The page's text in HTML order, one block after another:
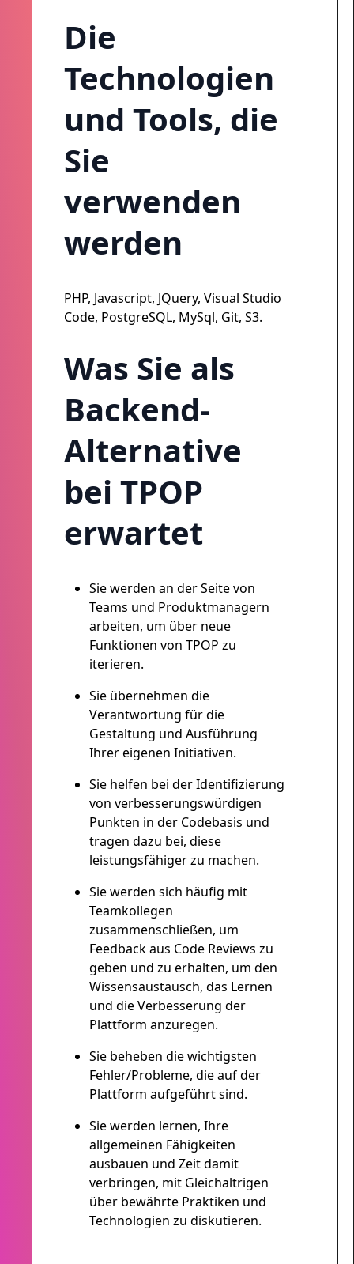
Die
Technologien
und Tools, die
Sie
verwenden
werden
PHP, Javascript, JQuery, Visual Studio
Code, PostgreSQL, MySql, Git, S3.
Was Sie als
Backend-
Alternative
bei TPOP
erwartet
Sie werden an der Seite von
Teams und Produktmanagern
arbeiten, um über neue
Funktionen von TPOP zu
iterieren.
Sie übernehmen die
Verantwortung für die
Gestaltung und Ausführung
Ihrer eigenen Initiativen.
Sie helfen bei der Identifizierung
von verbesserungswürdigen
Punkten in der Codebasis und
tragen dazu bei, diese
leistungsfähiger zu machen.
Sie werden sich häufig mit
Teamkollegen
zusammenschließen, um
Feedback aus Code Reviews zu
geben und zu erhalten, um den
Wissensaustausch, das Lernen
und die Verbesserung der
Plattform anzuregen.
Sie beheben die wichtigsten
Fehler/Probleme, die auf der
Plattform aufgeführt sind.
Sie werden lernen, Ihre
allgemeinen Fähigkeiten
ausbauen und Zeit damit
verbringen, mit Gleichaltrigen
über bewährte Praktiken und
Technologien zu diskutieren.